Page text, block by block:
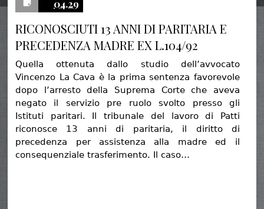
04.29
RICONOSCIUTI 13 ANNI DI PARITARIA E
PRECEDENZA MADRE EX L.104/92
Quella ottenuta dallo studio dell’avvocato
Vincenzo La Cava è la prima sentenza favorevole
dopo l’arresto della Suprema Corte che aveva
negato il servizio pre ruolo svolto presso gli
Istituti paritari. Il tribunale del lavoro di Patti
riconosce 13 anni di paritaria, il diritto di
precedenza per assistenza alla madre ed il
consequenziale trasferimento. Il caso…